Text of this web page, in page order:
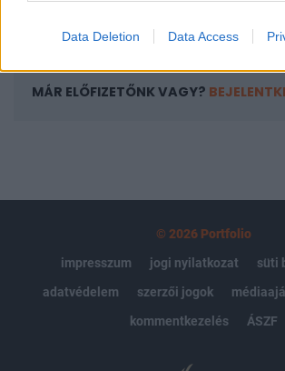
Data Deletion Data Access
MÁR ELŐFIZETŐNK VAGY?
© 2026 Portfolio
impresszum
jogi nyilatkozat
süti
adatvédelem
szerzői jogok
kommentkezelés
ÁSZF